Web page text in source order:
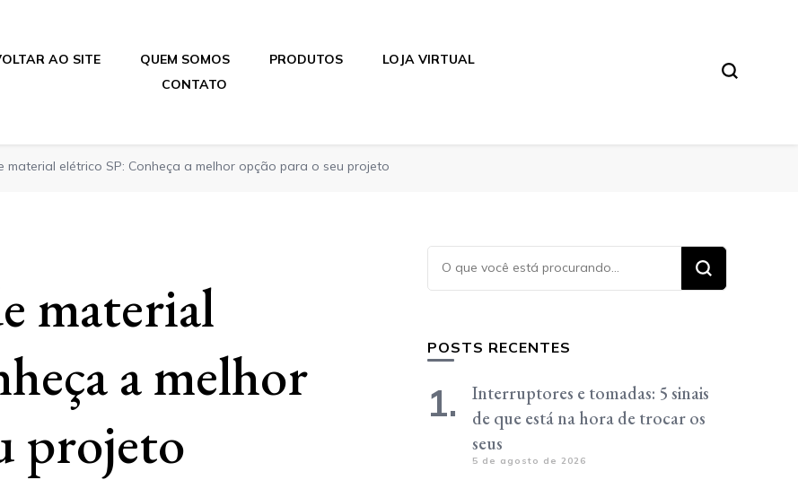
AO SITE QUEM SOMOS PRODUTOS
LOJA VIRTUAL
CONTATO
material elétrico SP: Conheça a melhor opção para o seu projeto
material
a melhor
projeto
Procurando
algo?
POSTS RECENTES
Interruptores e tomadas: 5 sinais
de que está na hora de trocar os
seus
5 de agosto de 2026